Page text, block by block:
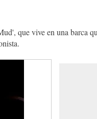
que vive en una barca